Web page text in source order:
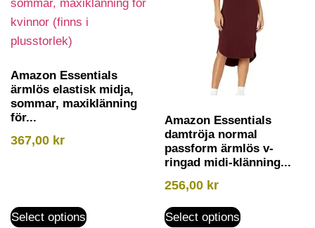
Amazon Essentials
ärmlös elastisk midja,
sommar, maxiklänning
för...
367,00 kr
Select options
Amazon Essentials
damtröja normal
passform ärmlös v-
ringad midi-klänning...
256,00 kr
Select options